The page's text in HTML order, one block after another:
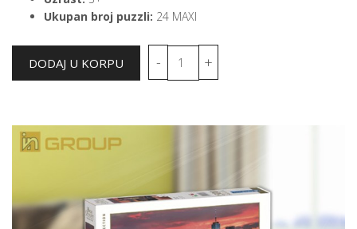
Ukupan broj puzzli: 24 MAXI